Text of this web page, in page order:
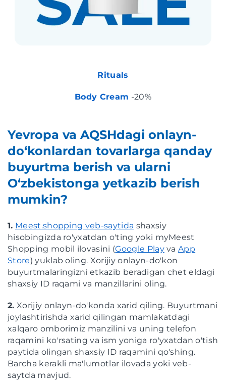
Rituals
Body Cream -20%
Yevropa va AQSHdagi onlayn-
do‘konlardan tovarlarga qanday
buyurtma berish va ularni
O‘zbekistonga yetkazib berish
mumkin?
1. Meest.shopping veb-saytida shaxsiy
hisobingizda ro'yxatdan o'ting yoki myMeest
Shopping mobil ilovasini (Google PlayvaApp
Store) yuklab oling. Xorijiy onlayn-do'kon
buyurtmalaringizni etkazib beradigan chet eldagi
shaxsiy ID raqami va manzillarini oling.
2. Xorijiy onlayn-do'konda xarid qiling. Buyurtmani
joylashtirishda xarid qilingan mamlakatdagi
xalqaro omborimiz manzilini va uning telefon
raqamini ko'rsating va ism yoniga ro'yxatdan o'tish
paytida olingan shaxsiy ID raqamini qo'shing.
Barcha kerakli ma'lumotlar ilovada yoki veb-
saytda mavjud.